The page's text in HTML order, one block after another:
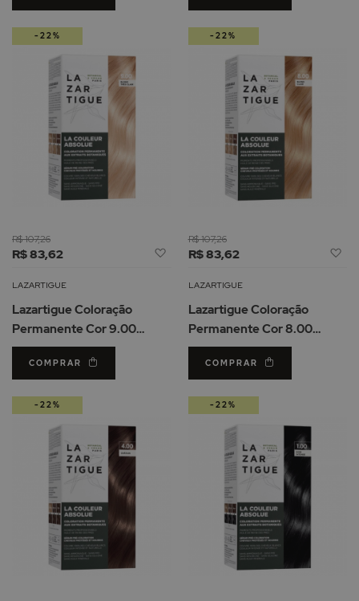
R$ 83,62
R$ 107,26
Adicionar
Lista
Desejos
LAZARTIGUE
Lazartigue Coloração
Permanente Cor 9.00
Louro Muito Claro
COMPRAR
-22%
R$ 83,62
R$ 107,26
LAZARTIGUE
Lazartigue Coloração
Permanente Cor 8.00
Louro Claro
COMPRAR
-22%
-22% -22%